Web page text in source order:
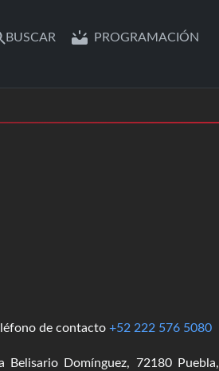
BUSCAR PROGRAMACIÓN
de contacto +52 222 576 5080
Belisario Domínguez, 72180 Puebla,